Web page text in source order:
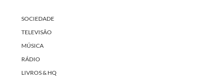
SOCIEDADE
TELEVISÃO
MÚSICA
RÁDIO
LIVROS & HQ